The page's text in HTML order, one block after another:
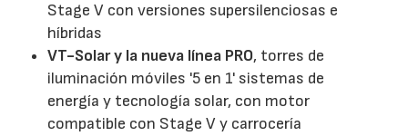
Stage V con versiones supersilenciosas e
híbridas
VT-Solar y la nueva línea PRO, torres de
iluminación móviles '5 en 1' sistemas de
energía y tecnología solar, con motor
compatible con Stage V y carrocería